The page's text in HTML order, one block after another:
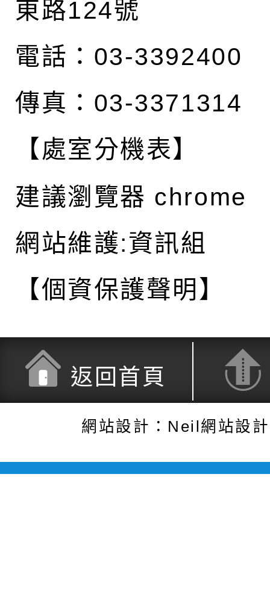
東路124號
電話：03-3392400
傳真：03-3371314
【處室分機表】
建議瀏覽器 chrome
網站維護:資訊組
【個資保護聲明】
返回首頁
網站設計：Neil網站設